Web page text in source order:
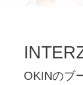
OKINのブ